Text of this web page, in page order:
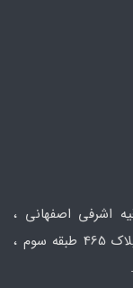
اشرفی اصفهانی ،
ابتدای جلال آل احمد ، نبش جلال و اشرفی پلاک 465 طبقه سوم ،